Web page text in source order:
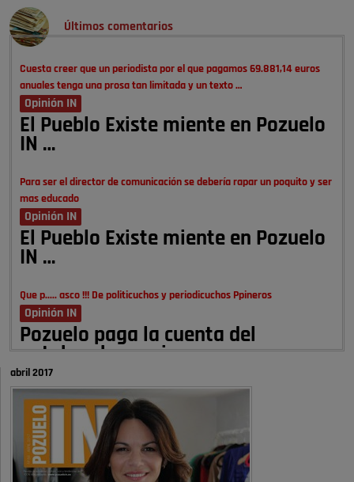
Últimos comentarios
Cuesta creer que un periodista por el que pagamos 69.881,14 euros
anuales tenga una prosa tan limitada y un texto …
Opinión IN
El Pueblo Existe miente en Pozuelo
IN …
Para ser el director de comunicación se debería rapar un poquito y ser
mas educado
Opinión IN
El Pueblo Existe miente en Pozuelo
IN …
Que p..... asco !!! De politicuchos y periodicuchos Ppineros
Opinión IN
Pozuelo paga la cuenta del
autobombo: casi …
Señora Alcaldesa Ud no ha vivido nunca en Pozuelo , pero yo si desde
hace más de 60 años , …
Pozuelo de Alarcón
Quejas por el deterioro de la
limpieza …
abril 2017